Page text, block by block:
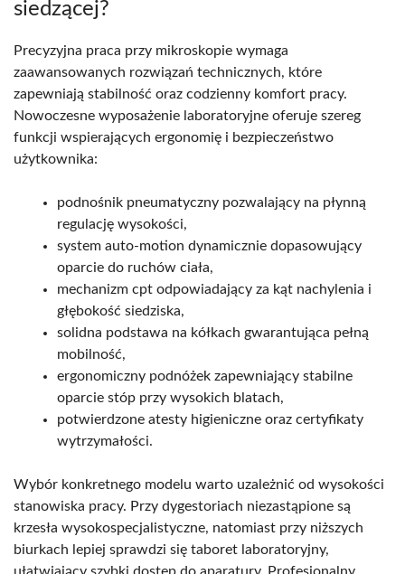
siedzącej?
Precyzyjna praca przy mikroskopie wymaga
zaawansowanych rozwiązań technicznych, które
zapewniają stabilność oraz codzienny komfort pracy.
Nowoczesne wyposażenie laboratoryjne oferuje szereg
funkcji wspierających ergonomię i bezpieczeństwo
użytkownika:
podnośnik pneumatyczny pozwalający na płynną
regulację wysokości,
system auto-motion dynamicznie dopasowujący
oparcie do ruchów ciała,
mechanizm cpt odpowiadający za kąt nachylenia i
głębokość siedziska,
solidna podstawa na kółkach gwarantująca pełną
mobilność,
ergonomiczny podnóżek zapewniający stabilne
oparcie stóp przy wysokich blatach,
potwierdzone atesty higieniczne oraz certyfikaty
wytrzymałości.
Wybór konkretnego modelu warto uzależnić od wysokości
stanowiska pracy. Przy dygestoriach niezastąpione są
krzesła wysokospecjalistyczne, natomiast przy niższych
biurkach lepiej sprawdzi się taboret laboratoryjny,